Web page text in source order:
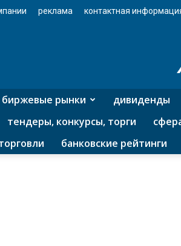
реклама контактная
биржевые рынки дивиденды
тендеры, конкурсы, торги
банковские рейтинги